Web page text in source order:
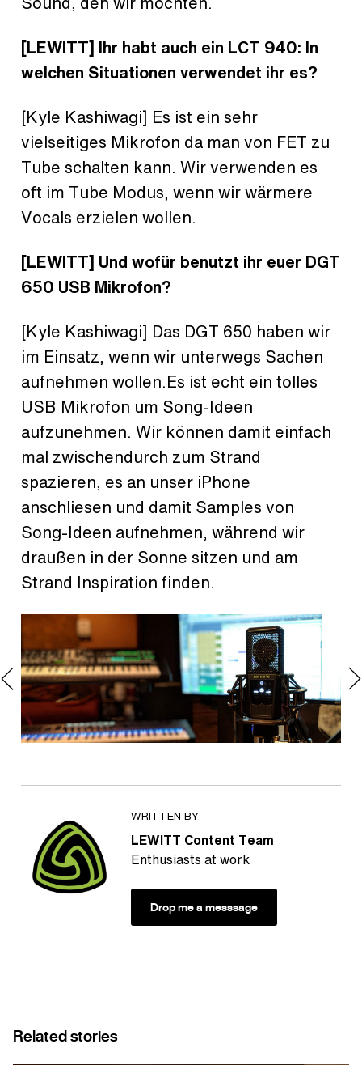
[LEWITT] Ihr habt auch ein LCT 940: In
welchen Situationen verwendet ihr es?
[Kyle Kashiwagi] Es ist ein sehr
vielseitiges Mikrofon da man von FET zu
Tube schalten kann. Wir verwenden es
oft im Tube Modus, wenn wir wärmere
Vocals erzielen wollen.
[LEWITT] Und wofür benutzt ihr euer DGT
650 USB Mikrofon?
[Kyle Kashiwagi] Das DGT 650 haben wir
im Einsatz, wenn wir unterwegs Sachen
aufnehmen wollen.Es ist echt ein tolles
USB Mikrofon um Song-Ideen
aufzunehmen. Wir können damit einfach
mal zwischendurch zum Strand
spazieren, es an unser iPhone
anschliesen und damit Samples von
Song-Ideen aufnehmen, während wir
draußen in der Sonne sitzen und am
Strand Inspiration finden.
WRITTEN BY
LEWITT Content Team
Enthusiasts at work
Drop me a messsage
Related stories